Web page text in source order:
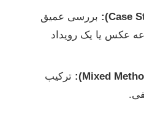
بررسی عمیق
عکس یا یک رویداد
ترکیب